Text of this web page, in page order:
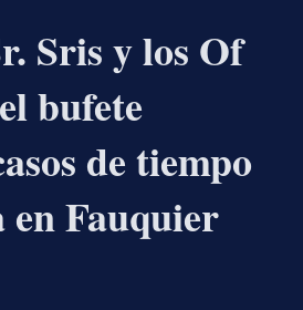
Sris y los Of
bufete
de tiempo
en Fauquier